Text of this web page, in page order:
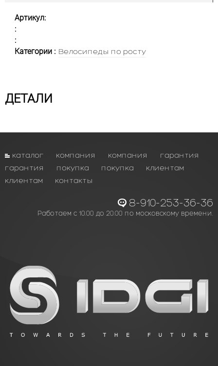
Артикул:
:
:
Категории : Велосипеды по росту
ДЕТАЛИ
каталог компания компания
гарантия
гарантия
покупка покупка
клиентам
клиентам
контакты
8-910-253-36-36
Работаем с 10.00 до 20.00 по московскому времени.